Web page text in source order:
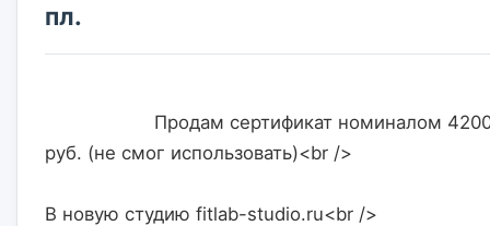
пл.
руб. (не смог использовать)<br />
В новую студию fitlab-studio.ru<br />